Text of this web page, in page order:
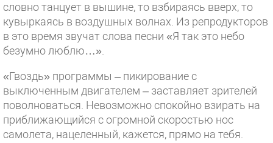
словно танцует в вышине, то взбираясь вверх, то
кувыркаясь в воздушных волнах. Из репродукторов
в это время звучат слова песни «Я так это небо
безумно люблю…».
«Гвоздь» программы – пикирование с
выключенным двигателем – заставляет зрителей
поволноваться. Невозможно спокойно взирать на
приближающийся с огромной скоростью нос
самолета, нацеленный, кажется, прямо на тебя.